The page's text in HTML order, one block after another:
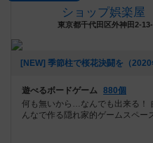
ショップ娯楽
東京都千代田区外神田2-
[NEW] 季節柱で桜花決闘を（
遊べるボードゲーム 880個
何も無いから…なんでも出来る！
んなで作る隠れ家的ゲームスペー